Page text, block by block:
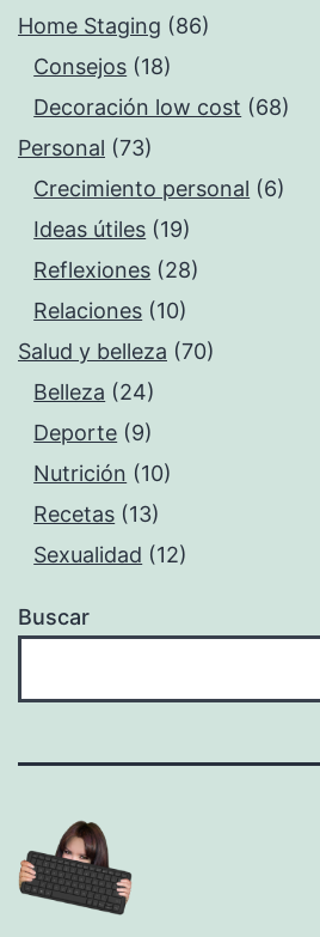
Home Staging (86)
Consejos (18)
Decoración low cost (68)
Personal (73)
Crecimiento personal (6)
Ideas útiles (19)
Reflexiones (28)
Relaciones (10)
Salud y belleza (70)
Belleza (24)
Deporte (9)
Nutrición (10)
Recetas (13)
Sexualidad (12)
Buscar